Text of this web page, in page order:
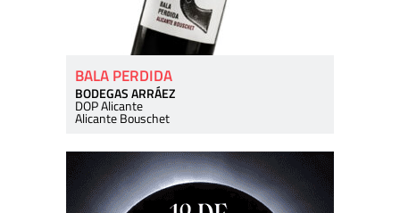
BALA PERDIDA
BODEGAS ARRÁEZ
DOP Alicante
Alicante Bouschet